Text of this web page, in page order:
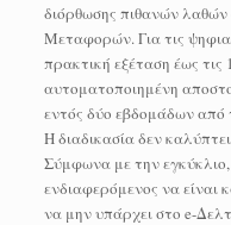
διόρθωσης πιθανών
Μεταφορών. Για τις
πρακτική εξέταση έως
αυτοματοποιημένη
εντός δύο εβδομάδων από
Η διαδικασία δεν
Σύμφωνα με την εγκύκλιο,
ενδιαφερόμενος να είναι
να μην υπάρχει στο e-